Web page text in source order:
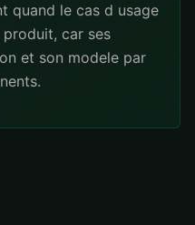
quand le cas d usage
produit, car ses
et son modele par